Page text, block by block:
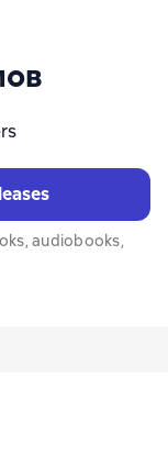
audiobooks,